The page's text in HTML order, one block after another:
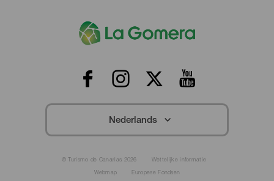
Gomera
Nederlands
Menú
© Turismo de Canarias 2026 Wettelijke informatie
Webmap Europese Fondsen